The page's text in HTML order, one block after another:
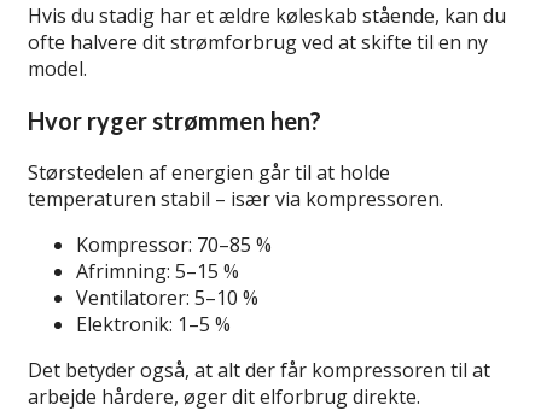
Hvis du stadig har et ældre køleskab stående, kan du
ofte halvere dit strømforbrug ved at skifte til en ny
model.
Hvor ryger strømmen hen?
Størstedelen af energien går til at holde
temperaturen stabil – især via kompressoren.
Kompressor: 70–85 %
Afrimning: 5–15 %
Ventilatorer: 5–10 %
Elektronik: 1–5 %
Det betyder også, at alt der får kompressoren til at
arbejde hårdere, øger dit elforbrug direkte.